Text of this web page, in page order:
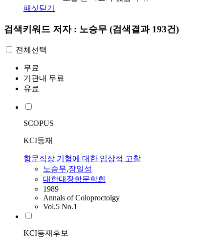
패싯닫기
검색키워드 저자 : 노승무 (검색결과 193건)
전체선택
무료
기관내 무료
유료
SCOPUS
KCI등재
항문직장 기형에 대한 임상적 고찰
노승무,장일성
대한대장항문학회
1989
Annals of Coloproctolgy
Vol.5 No.1
KCI등재후보